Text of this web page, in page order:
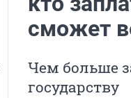
сможет
Чем больше
государству